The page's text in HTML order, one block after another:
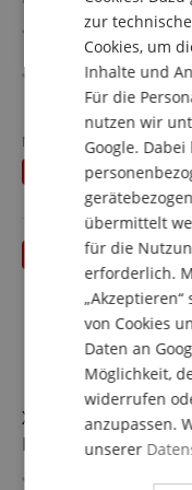
Bass Drum Pad
Ideal für XDrum
8" Mesh Head
Stabiler Stand
Zu Roland
mehr anzeigen
Neupreis 64,90€
Du sparst12,90 €
XDrum BDMP-08 8"
Retoure (Zustand:
Erweiterung oder
zur
Cookies, um
Inhalte und
Für die
nutzen wir
Google.
übermittelt
für die
erforderlich.
von Cookies
Daten an
Möglichkeit,
widerrufen
anzupassen.
unserer